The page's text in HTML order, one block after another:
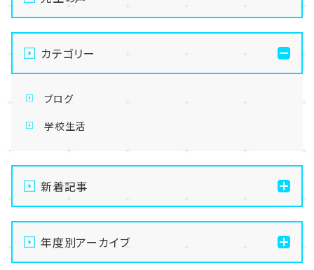
カテゴリー
ブログ
学校生活
新着記事
【なんば】体験授業で高級感のあるマンゴータルト作り
ました！🥭✨
【なんば】キラリと輝く宝物✨「光るハーバリウム」作り
年度別アーカイブ